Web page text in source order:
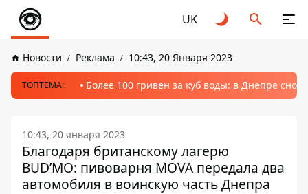
UK
Новости Реклама 10:43, 20 Января 2023
ТОПТЕМА: Более 100 гривен за куб воды: в Днепре
10:43, 20 января 2023
Благодаря британскому лагерю
BUD’MO: пивоварня MOVA передала два
автомобиля в воинскую часть Днепра